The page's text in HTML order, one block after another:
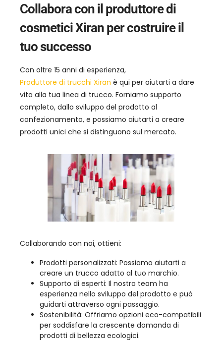
Collabora con il produttore di
cosmetici Xiran per costruire il
tuo successo
Con oltre 15 anni di esperienza,
Produttore di trucchi Xiran è qui per aiutarti a dare
vita alla tua linea di trucco. Forniamo supporto
completo, dallo sviluppo del prodotto al
confezionamento, e possiamo aiutarti a creare
prodotti unici che si distinguono sul mercato.
Collaborando con noi, ottieni:
Prodotti personalizzati: Possiamo aiutarti a
creare un trucco adatto al tuo marchio.
Supporto di esperti: Il nostro team ha
esperienza nello sviluppo del prodotto e può
guidarti attraverso ogni passaggio.
Sostenibilità: Offriamo opzioni eco-compatibili
per soddisfare la crescente domanda di
prodotti di bellezza ecologici.